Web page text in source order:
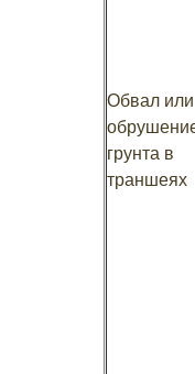
Обвал или
грунта в
траншеях